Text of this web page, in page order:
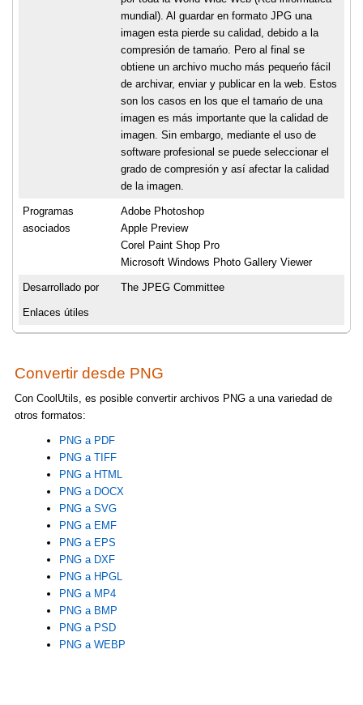
mundial). Al guardar en formato JPG una
imagen esta pierde su calidad, debido a la
compresión de tamańo. Pero al final se
obtiene un archivo mucho más pequeńo fácil
de archivar, enviar y publicar en la web. Estos
son los casos en los que el tamańo de una
imagen es más importante que la calidad de
imagen. Sin embargo, mediante el uso de
software profesional se puede seleccionar el
grado de compresión y así afectar la calidad
de la imagen.
Programas
asociados
Adobe Photoshop
Apple Preview
Corel Paint Shop Pro
Microsoft Windows Photo Gallery Viewer
Desarrollado por The JPEG Committee
Enlaces útiles
Convertir desde PNG
Con CoolUtils, es posible convertir archivos PNG a una variedad de
otros formatos:
PNG a PDF
PNG a TIFF
PNG a HTML
PNG a DOCX
PNG a SVG
PNG a EMF
PNG a EPS
PNG a DXF
PNG a HPGL
PNG a MP4
PNG a BMP
PNG a PSD
PNG a WEBP